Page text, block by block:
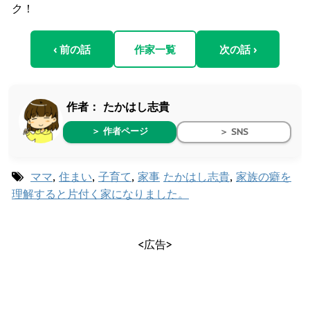
ク！
‹ 前の話 作家一覧 次の話 ›
作者： たかはし志貴
＞ 作者ページ ＞ SNS
ママ, 住まい, 子育て, 家事 たかはし志貴, 家族の癖を
理解すると片付く家になりました。
<広告>